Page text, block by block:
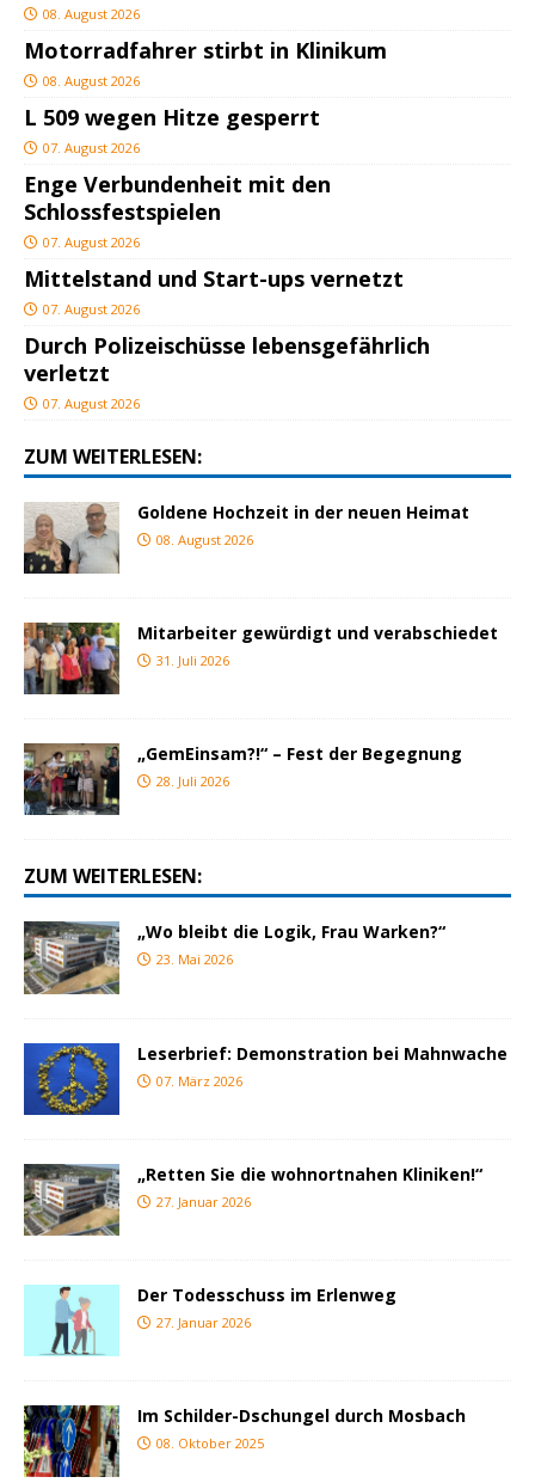
08. August 2026
Motorradfahrer stirbt in Klinikum
08. August 2026
L 509 wegen Hitze gesperrt
07. August 2026
Enge Verbundenheit mit den
Schlossfestspielen
07. August 2026
Mittelstand und Start-ups vernetzt
07. August 2026
Durch Polizeischüsse lebensgefährlich
verletzt
07. August 2026
ZUM WEITERLESEN:
Goldene Hochzeit in der neuen Heimat
08. August 2026
Mitarbeiter gewürdigt und verabschiedet
31. Juli 2026
„GemEinsam?!“ – Fest der Begegnung
28. Juli 2026
ZUM WEITERLESEN:
„Wo bleibt die Logik, Frau Warken?“
23. Mai 2026
Leserbrief: Demonstration bei Mahnwache
07. März 2026
„Retten Sie die wohnortnahen Kliniken!“
27. Januar 2026
Der Todesschuss im Erlenweg
27. Januar 2026
Im Schilder-Dschungel durch Mosbach
08. Oktober 2025